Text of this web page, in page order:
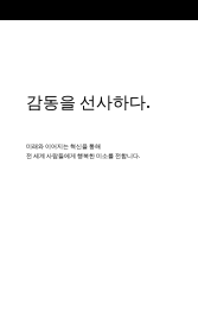
감동을 선사하다.
미래와 이어지는 혁신을 통해
전 세계 사람들에게 행복한 미소를 전합니다.